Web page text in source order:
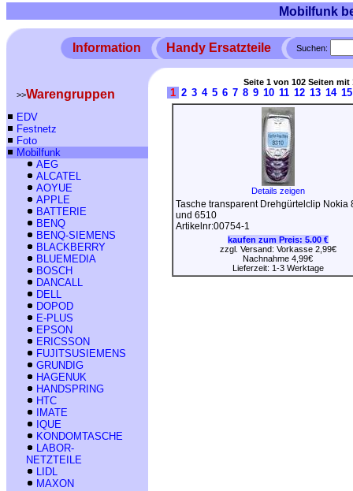
Mobilfunk
Information Handy Ersatzteile Suchen:
>>Warengruppen
EDV
Festnetz
Foto
Mobilfunk
AEG
ALCATEL
AOYUE
APPLE
BATTERIE
BENQ
BENQ-SIEMENS
BLACKBERRY
BLUEMEDIA
BOSCH
DANCALL
DELL
DOPOD
E-PLUS
EPSON
ERICSSON
FUJITSUSIEMENS
GRUNDIG
HAGENUK
HANDSPRING
HTC
IMATE
IQUE
KONDOMTASCHE
LABOR-
NETZTEILE
LIDL
MAXON
Seite 1 von 102 Seiten mit
1 2 3 4 5 6 7 8 9 10 11 12 13 14 15
Details zeigen
Tasche transparent Drehgürtelclip Nokia
und 6510
Artikelnr:00754-1
kaufen zum Preis: 5.00 €
zzgl. Versand: Vorkasse 2,99€
Nachnahme 4,99€
Lieferzeit: 1-3 Werktage